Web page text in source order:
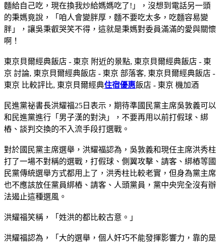
麵給自己吃，現在換我炒給媽媽吃了!」，沒想到電話另一頭
的秉媽竟說，「咱人會變胖厚，麵不要吃太多，吃麵容易變
胖」，讓吳秉叡哭笑不得，這就是秉媽對委員滿滿的愛與關懷
啊！
東京貝爾經典飯店 - 東京 附近的景點, 東京貝爾經典飯店 - 東
京 討論, 東京貝爾經典飯店 - 東京 部落客, 東京貝爾經典飯店 -
東京 比較評比, 東京貝爾經典住宿優惠飯店 - 東京 機加酒
民進黨祕書長洪耀福25日表示，期待準國民黨主席吳敦義可以
和民進黨進行「男子漢的對決」，不要再用以前打假球、綁
樁、談判交換的不入流手段打選戰。
對於國民黨主席選舉，洪耀福認為，吳敦義和現任主席洪秀柱
打了一場不對稱的選戰，打假球、側翼攻擊、請客、綁樁等國
民黨傳統選舉方式都用上了，洪秀柱比較老實，但身為黨主席
也不應該放任黨員綁樁、請客、人頭黨員，黨中央完全沒有辦
法遏止這種選風。
洪耀福笑稱，「姓洪的都比較古意。」
洪耀福認為，「大的選舉，個人奸巧不能發揮影響力，靠的是